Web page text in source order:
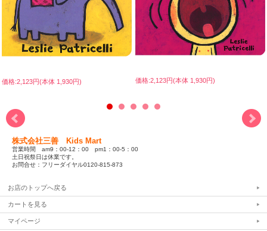
価格:2,123円(本体 1,930円) 価格:2,123円(本体 1,930円)
株式会社三善 Kids Mart
営業時間 am9：00-12：00 pm1：00-5：00
土日祝祭日は休業です。
お問合せ：フリーダイヤル0120-815-873
お店のトップへ戻る
カートを見る
マイページ